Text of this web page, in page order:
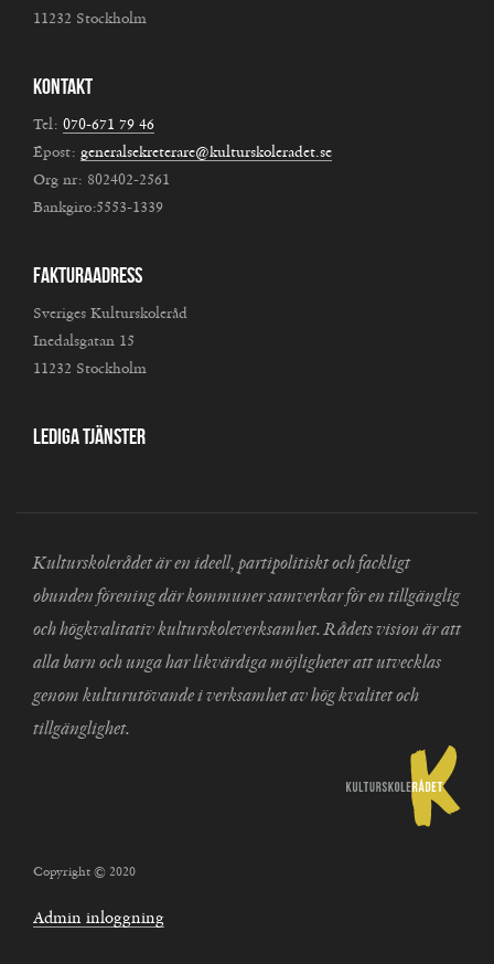
11232 Stockholm
Kontakt
Tel: 070-671 79 46
Epost: generalsekreterare@kulturskoleradet.se
Org nr: 802402-2561
Bankgiro:5553-1339
Fakturaadress
Sveriges Kulturskoleråd
Inedalsgatan 15
11232 Stockholm
Lediga tjänster
Kulturskolerådet är en ideell, partipolitiskt och fackligt
obunden förening där kommuner samverkar för en tillgänglig
och högkvalitativ kulturskoleverksamhet. Rådets vision är att
alla barn och unga har likvärdiga möjligheter att utvecklas
genom kulturutövande i verksamhet av hög kvalitet och
tillgänglighet.
Copyright © 2020
Admin inloggning